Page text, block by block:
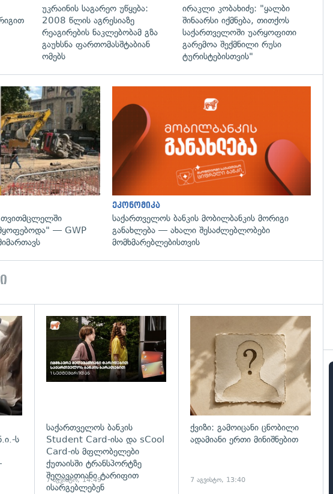
უკრაინის საგარეო უწყება:
2008 წლის აგრესიაზე
რეაგირების ნაკლებობამ გზა
გაუხსნა ფართომასშტაბიან
ომებს
ირაკლი კობახიძე: "ყალბი
შინაარსი იქმნება, თითქოს
საქართველოში უარყოფითი
გარემოა შექმნილი რუსი
ტურისტებისთვის"
თვითმცლელში
— GWP
ეკონომიკა
საქართველოს ბანკის მობილბანკის მორიგი
განახლება — ახალი შესაძლებლობები
მომხმარებლებისთვის
გადახედვა
ს
საქართველოს ბანკის
Student Card-ისა და sCool
Card-ის მფლობელები
ქუთაისში ტრანსპორტზე
შეღავათიანი ტარიფით
ისარგებლებენ
7 აგვისტო, 14:49
ქვიზი: გამოიცანი ცნობილი
ადამიანი ერთი მინიშნებით
7 აგვისტო, 13:40